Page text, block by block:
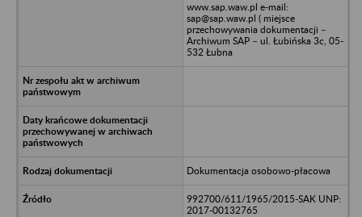
www.sap.waw.pl e-mail:
sap@sap.waw.pl ( miejsce
przechowywania dokumentacji –
Archiwum SAP – ul. Łubińska 3c, 05-
532 Łubna
Dokumentacja osobowo-płacowa
992700/611/1965/2015-SAK UNP:
2017-00132765